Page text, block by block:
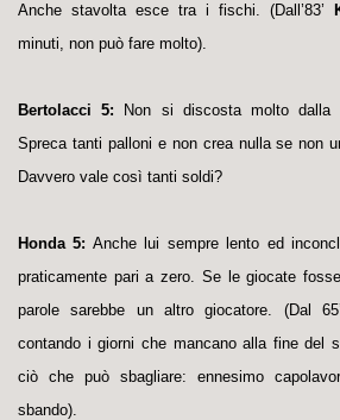
Anche stavolta esce tra i fischi. (Dall’83’
minuti, non può fare molto).
Bertolacci 5: Non si discosta molto dalla
Spreca tanti palloni e non crea nulla se non
Davvero vale così tanti soldi?
Honda 5: Anche lui sempre lento ed
praticamente pari a zero. Se le giocate
parole sarebbe un altro giocatore. (Dal
contando i giorni che mancano alla fine del
ciò che può sbagliare: ennesimo
sbando).